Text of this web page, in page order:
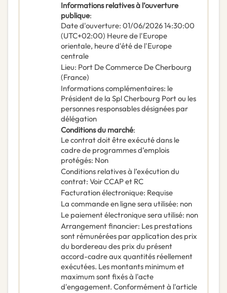
Informations relatives à l’ouverture
publique:
Date d'ouverture: 01/06/202614:30:00
(UTC+02:00) Heure de l'Europe
orientale, heure d'été de l'Europe
centrale
Lieu: Port De Commerce De Cherbourg
(France)
Informations complémentaires: le
Président de la Spl Cherbourg Port ou les
personnes responsables désignées par
délégation
Conditions du marché:
Le contrat doit être exécuté dans le
cadre de programmes d’emplois
protégés: Non
Conditions relatives à l’exécution du
contrat: Voir CCAP et RC
Facturation électronique: Requise
La commande en ligne sera utilisée: non
Le paiement électronique sera utilisé: non
Arrangement financier: Les prestations
sont rémunérées par application des prix
du bordereau des prix du présent
accord-cadre aux quantités réellement
exécutées. Les montants minimum et
maximum sont fixés à l'acte
d'engagement. Conformément à l'article